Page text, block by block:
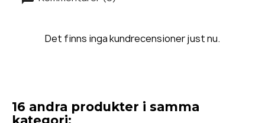
Det finns inga kundrecensioner just nu.
16 andra produkter i samma